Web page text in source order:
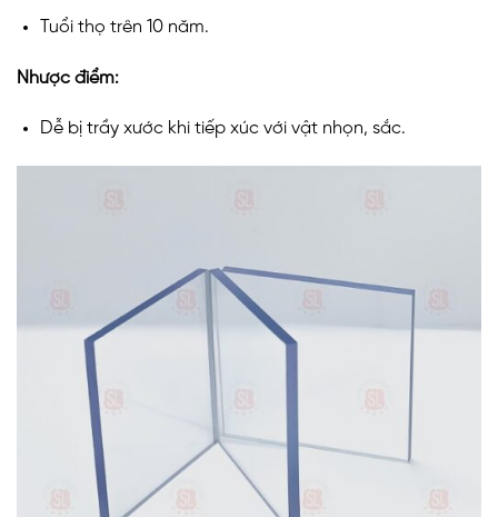
Tuổi thọ trên 10 năm.
Nhược điểm:
Dễ bị trầy xước khi tiếp xúc với vật nhọn, sắc.